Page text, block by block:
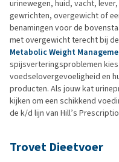
urinewegen, huid, vacht,
gewrichten, overgewicht of
benamingen voor de
met overgewicht terecht bij
Metabolic Weight
spijsverteringsproblemen
voedselovergevoeligheid en
producten. Als jouw kat
kijken om een schikkend
de k/d lijn van Hill’s
Trovet Dieetvoer